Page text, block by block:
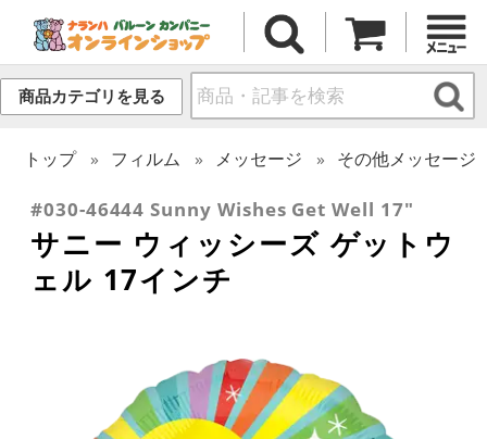
商品カテゴリを見る
トップ フィルム メッセージ その他メッセージ
#030-46444 Sunny Wishes Get Well 17"
サニー ウィッシーズ ゲットウ
ェル 17インチ